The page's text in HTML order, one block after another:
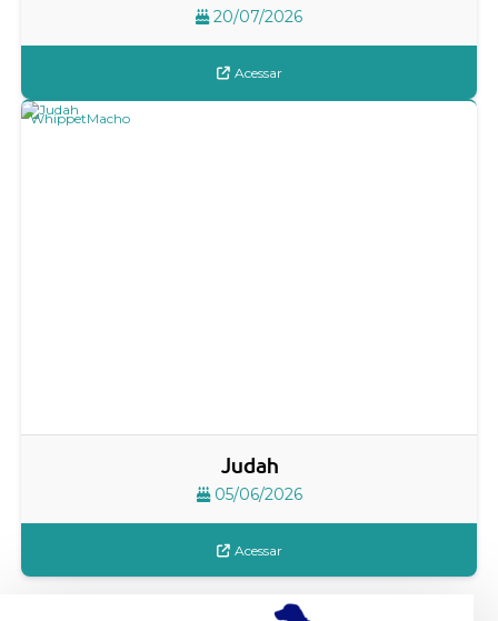
20/07/2026
Acessar
Judah
05/06/2026
WhippetMacho
Acessar